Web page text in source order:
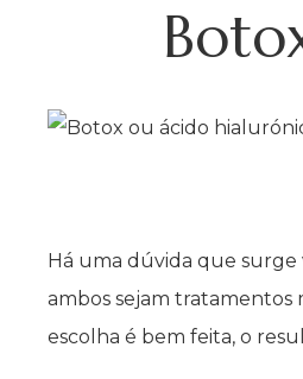
Há uma dúvida que
ambos sejam tratamentos
escolha é bem feita, o